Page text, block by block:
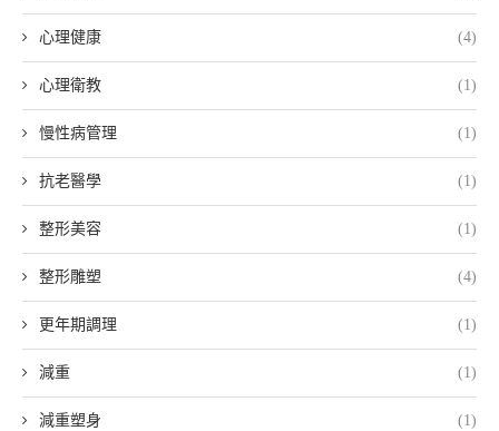
心理健康 (4)
心理衛教 (1)
慢性病管理 (1)
抗老醫學 (1)
整形美容 (1)
整形雕塑 (4)
更年期調理 (1)
減重 (1)
減重塑身 (1)